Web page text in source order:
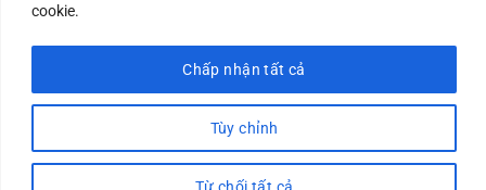
cookie.
Tùy chỉnh
Từ chối tất cả
Chấp nhận tất cả
Copyrights @2023 Nam Binh Xuong. All Rights Reserved